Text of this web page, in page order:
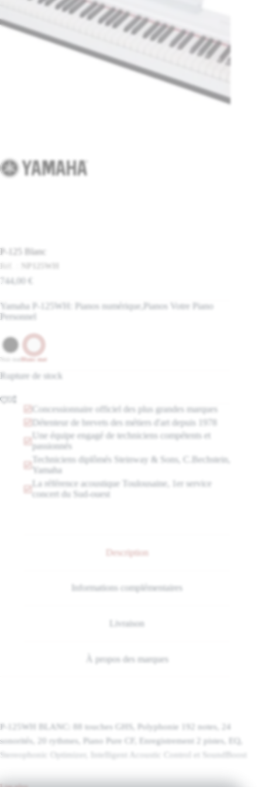
P-125 Blanc
744,00 €
Yamaha P-125WH: Pianos numérique,Pianos Votre Piano
Personnel
Blanc mat
Rupture de stock
Concessionnaire officiel des plus grandes marques
Détenteur de brevets des métiers d'art depuis 1978
Une équipe engagé de techniciens compétents et
passionnés
Techniciens diplômés Steinway & Sons, C.Bechstein,
Yamaha
La référence acoustique Toulousaine, 1er service
concert du Sud-ouest
Description
Informations complémentaires
Livraison
À propos des marques
P-125WH BLANC: 88 touches GHS, Polyphonie 192 notes, 24
sonorités, 20 rythmes, Piano Pure CF, Enregistrement 2 pistes, EQ,
Stereophonic Optimizer, Intelligent Acoustic Control et SoundBoost